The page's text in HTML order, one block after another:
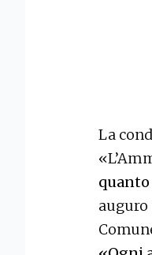
La
quanto
auguro